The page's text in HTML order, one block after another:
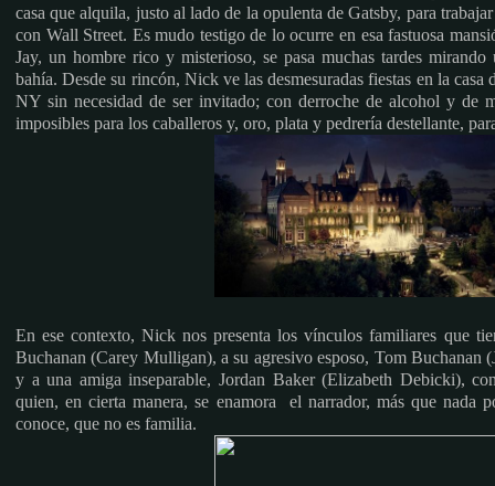
casa que alquila, justo al lado de la opulenta de Gatsby, para
con Wall Street. Es mudo testigo de lo ocurre en esa fastuosa
Jay, un hombre rico y misterioso, se pasa muchas tardes
bahía. Desde su rincón, Nick ve las desmesuradas fiestas en la casa
NY sin necesidad de ser invitado; con derroche de alcohol y de
imposibles para los caballeros y, oro, plata y pedrería destellante,
En ese contexto, Nick nos presenta los vínculos familiares que
Buchanan (Carey Mulligan), a su agresivo esposo, Tom Buchanan
y a una amiga inseparable, Jordan Baker (Elizabeth Debicki),
quien, en cierta manera, se enamora el narrador, más que nada
conoce, que no es familia.